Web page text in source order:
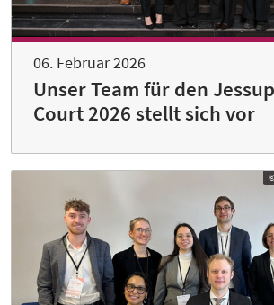
06. Februar 2026
Unser Team für den
Court 2026 stellt sich vor